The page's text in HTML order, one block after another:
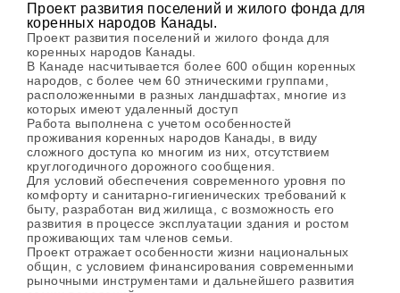
Проект развития поселений и жилого фонда для
коренных народов Канады.
Проект развития поселений и жилого фонда для
коренных народов Канады.
В Канаде насчитывается более 600 общин коренных
народов, с более чем 60 этническими группами,
расположенными в разных ландшафтах, многие из
которых имеют удаленный доступ
Работа выполнена с учетом особенностей
проживания коренных народов Канады, в виду
сложного доступа ко многим из них, отсутствием
круглогодичного дорожного сообщения.
Для условий обеспечения современного уровня по
комфорту и санитарно-гигиенических требований к
быту, разработан вид жилища, с возможность его
развития в процессе эксплуатации здания и ростом
проживающих там членов семьи.
Проект отражает особенности жизни национальных
общин, с условием финансирования современными
рыночными инструментами и дальнейшего развития